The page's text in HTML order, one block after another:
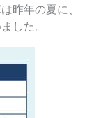
昨年の夏に、
した。